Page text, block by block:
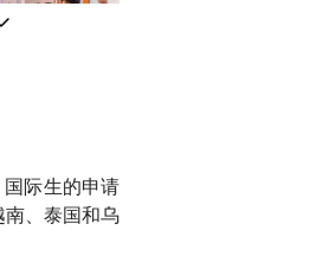
际生的申请
、泰国和乌